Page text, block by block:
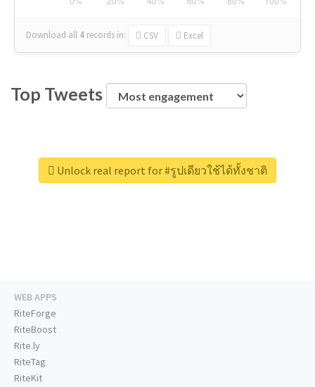
Download all 4 records in: CSV Excel
Top Tweets
Unlock real report for #รูปเดียวใช้ได้ทั้งชาติ
WEB APPS
RiteForge
RiteBoost
Rite.ly
RiteTag
RiteKit